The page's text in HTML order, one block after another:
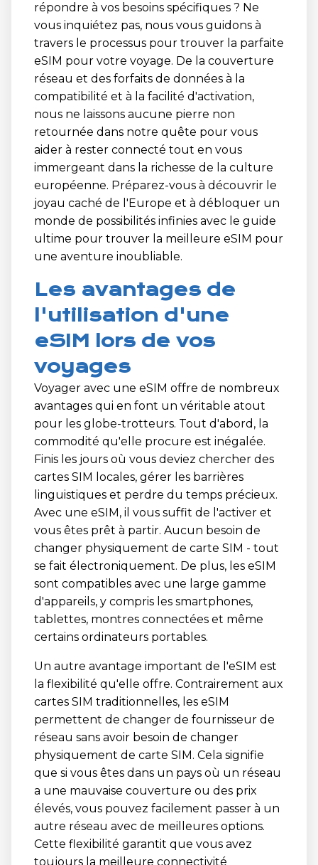
répondre à vos besoins spécifiques ? Ne
vous inquiétez pas, nous vous guidons à
travers le processus pour trouver la parfaite
eSIM pour votre voyage. De la couverture
réseau et des forfaits de données à la
compatibilité et à la facilité d'activation,
nous ne laissons aucune pierre non
retournée dans notre quête pour vous
aider à rester connecté tout en vous
immergeant dans la richesse de la culture
européenne. Préparez-vous à découvrir le
joyau caché de l'Europe et à débloquer un
monde de possibilités infinies avec le guide
ultime pour trouver la meilleure eSIM pour
une aventure inoubliable.
Les avantages de
l'utilisation d'une
eSIM lors de vos
voyages
Voyager avec une eSIM offre de nombreux
avantages qui en font un véritable atout
pour les globe-trotteurs. Tout d'abord, la
commodité qu'elle procure est inégalée.
Finis les jours où vous deviez chercher des
cartes SIM locales, gérer les barrières
linguistiques et perdre du temps précieux.
Avec une eSIM, il vous suffit de l'activer et
vous êtes prêt à partir. Aucun besoin de
changer physiquement de carte SIM - tout
se fait électroniquement. De plus, les eSIM
sont compatibles avec une large gamme
d'appareils, y compris les smartphones,
tablettes, montres connectées et même
certains ordinateurs portables.
Un autre avantage important de l'eSIM est
la flexibilité qu'elle offre. Contrairement aux
cartes SIM traditionnelles, les eSIM
permettent de changer de fournisseur de
réseau sans avoir besoin de changer
physiquement de carte SIM. Cela signifie
que si vous êtes dans un pays où un réseau
a une mauvaise couverture ou des prix
élevés, vous pouvez facilement passer à un
autre réseau avec de meilleures options.
Cette flexibilité garantit que vous avez
toujours la meilleure connectivité